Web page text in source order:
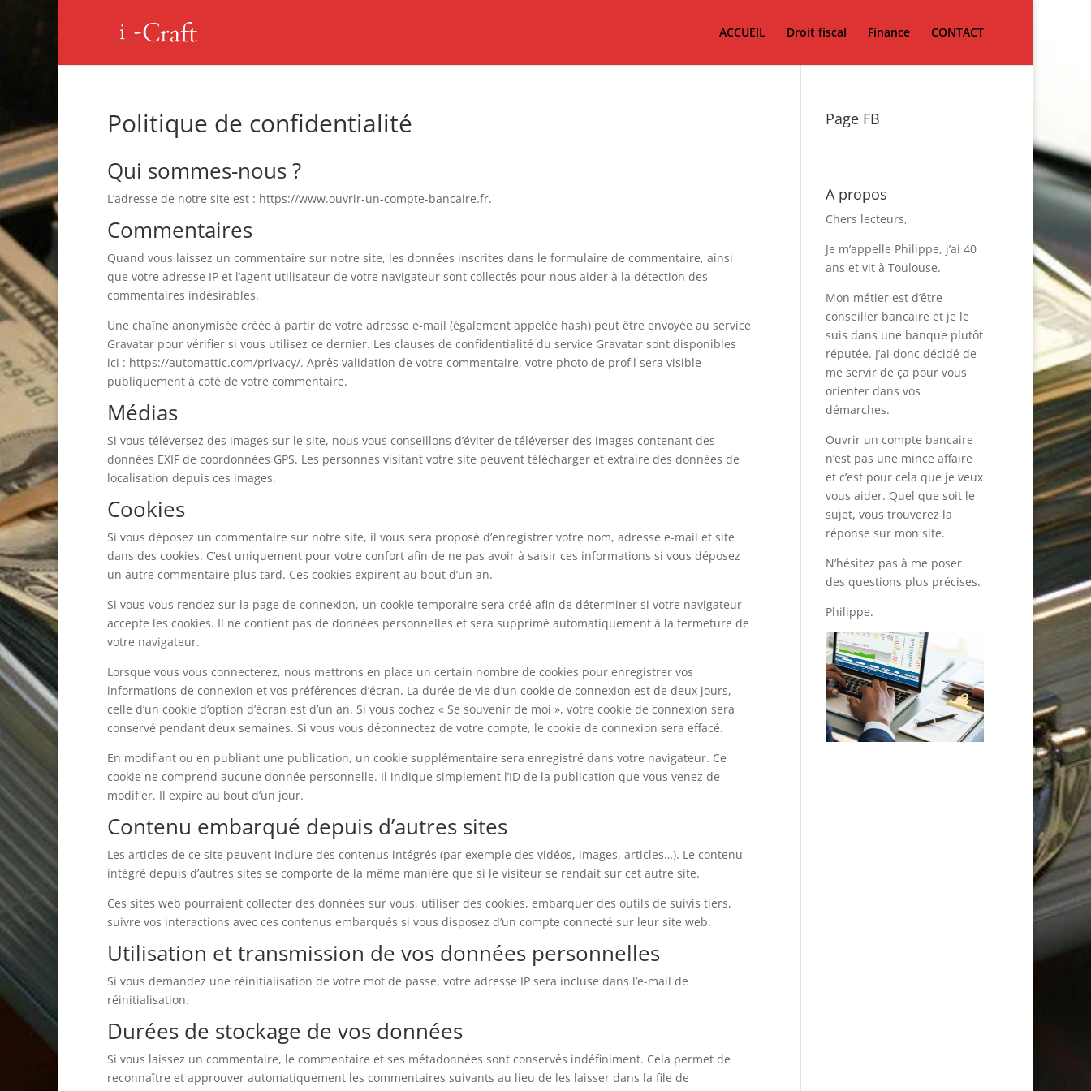
ACCUEIL Droit fiscal Finance CONTACT
Politique de confidentialité
Qui sommes-nous ?
L’adresse de notre site est : https://www.ouvrir-un-compte-bancaire.fr.
Commentaires
Quand vous laissez un commentaire sur notre site, les données inscrites dans le formulaire de commentaire, ainsi
que votre adresse IP et l’agent utilisateur de votre navigateur sont collectés pour nous aider à la détection des
commentaires indésirables.
Une chaîne anonymisée créée à partir de votre adresse e-mail (également appelée hash) peut être envoyée au service
Gravatar pour vérifier si vous utilisez ce dernier. Les clauses de confidentialité du service Gravatar sont disponibles
ici : https://automattic.com/privacy/. Après validation de votre commentaire, votre photo de profil sera visible
publiquement à coté de votre commentaire.
Médias
Si vous téléversez des images sur le site, nous vous conseillons d’éviter de téléverser des images contenant des
données EXIF de coordonnées GPS. Les personnes visitant votre site peuvent télécharger et extraire des données de
localisation depuis ces images.
Cookies
Si vous déposez un commentaire sur notre site, il vous sera proposé d’enregistrer votre nom, adresse e-mail et site
dans des cookies. C’est uniquement pour votre confort afin de ne pas avoir à saisir ces informations si vous déposez
un autre commentaire plus tard. Ces cookies expirent au bout d’un an.
Si vous vous rendez sur la page de connexion, un cookie temporaire sera créé afin de déterminer si votre navigateur
accepte les cookies. Il ne contient pas de données personnelles et sera supprimé automatiquement à la fermeture de
votre navigateur.
Lorsque vous vous connecterez, nous mettrons en place un certain nombre de cookies pour enregistrer vos
informations de connexion et vos préférences d’écran. La durée de vie d’un cookie de connexion est de deux jours,
celle d’un cookie d’option d’écran est d’un an. Si vous cochez « Se souvenir de moi », votre cookie de connexion sera
conservé pendant deux semaines. Si vous vous déconnectez de votre compte, le cookie de connexion sera effacé.
En modifiant ou en publiant une publication, un cookie supplémentaire sera enregistré dans votre navigateur. Ce
cookie ne comprend aucune donnée personnelle. Il indique simplement l’ID de la publication que vous venez de
modifier. Il expire au bout d’un jour.
Contenu embarqué depuis d’autres sites
Les articles de ce site peuvent inclure des contenus intégrés (par exemple des vidéos, images, articles…). Le contenu
intégré depuis d’autres sites se comporte de la même manière que si le visiteur se rendait sur cet autre site.
Ces sites web pourraient collecter des données sur vous, utiliser des cookies, embarquer des outils de suivis tiers,
suivre vos interactions avec ces contenus embarqués si vous disposez d’un compte connecté sur leur site web.
Utilisation et transmission de vos données personnelles
Si vous demandez une réinitialisation de votre mot de passe, votre adresse IP sera incluse dans l’e-mail de
réinitialisation.
Durées de stockage de vos données
Si vous laissez un commentaire, le commentaire et ses métadonnées sont conservés indéfiniment. Cela permet de
reconnaître et approuver automatiquement les commentaires suivants au lieu de les laisser dans la file de
Page FB
A propos
Chers lecteurs,
Je m’appelle Philippe, j’ai 40
ans et vit à Toulouse.
Mon métier est d’être
conseiller bancaire et je le
suis dans une banque plutôt
réputée. J’ai donc décidé de
me servir de ça pour vous
orienter dans vos
démarches.
Ouvrir un compte bancaire
n’est pas une mince affaire
et c’est pour cela que je veux
vous aider. Quel que soit le
sujet, vous trouverez la
réponse sur mon site.
N’hésitez pas à me poser
des questions plus précises.
Philippe.